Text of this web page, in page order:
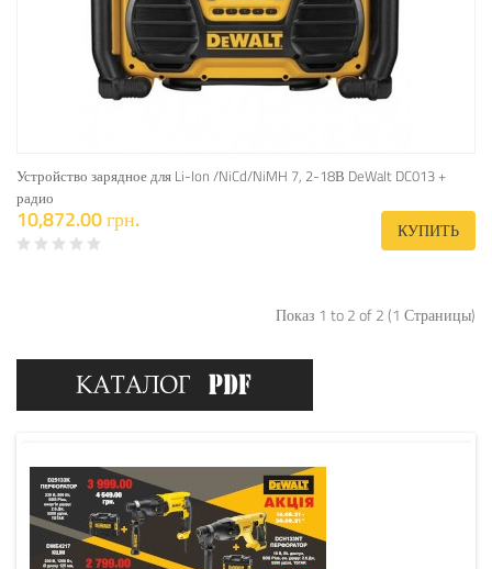
Устройство зарядное для Li-Ion /NiCd/NiMH 7, 2-18В DeWalt DC013 +
радио
10,872.00 грн. КУПИТЬ
Показ 1 to 2 of 2 (1 Страницы)